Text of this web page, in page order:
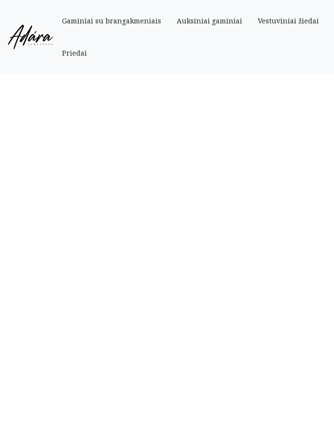
Gaminiai su brangakmeniais Auksiniai gaminiai Vestuviniai žiedai
Priedai
Pradinis Parduotuve » Auksiniai